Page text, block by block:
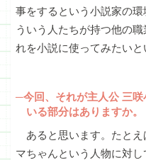
事をするという小説家の
ういう人たちが持つ他の
れを小説に使ってみたいと
─今回、それが主人公 三
いる部分はありますか。
あると思います。たとえ
マちゃんという人物に対